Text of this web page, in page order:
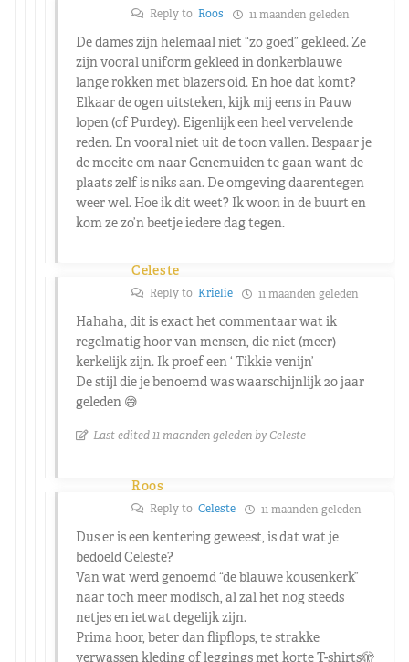
Reply to Roos 11 maanden geleden
De dames zijn helemaal niet “zo goed” gekleed. Ze
zijn vooral uniform gekleed in donkerblauwe
lange rokken met blazers oid. En hoe dat komt?
Elkaar de ogen uitsteken, kijk mij eens in Pauw
lopen (of Purdey). Eigenlijk een heel vervelende
reden. En vooral niet uit de toon vallen. Bespaar je
de moeite om naar Genemuiden te gaan want de
plaats zelf is niks aan. De omgeving daarentegen
weer wel. Hoe ik dit weet? Ik woon in de buurt en
kom ze zo’n beetje iedere dag tegen.
Celeste
Reply to Krielie 11 maanden geleden
Hahaha, dit is exact het commentaar wat ik
regelmatig hoor van mensen, die niet (meer)
kerkelijk zijn. Ik proef een ‘ Tikkie venijn’
De stijl die je benoemd was waarschijnlijk 20 jaar
geleden 😅
Last edited 11 maanden geleden by Celeste
Roos
Reply to Celeste 11 maanden geleden
Dus er is een kentering geweest, is dat wat je
bedoeld Celeste?
Van wat werd genoemd “de blauwe kousenkerk”
naar toch meer modisch, al zal het nog steeds
netjes en ietwat degelijk zijn.
Prima hoor, beter dan flipflops, te strakke
verwassen kleding of leggings met korte T-shirts🫣